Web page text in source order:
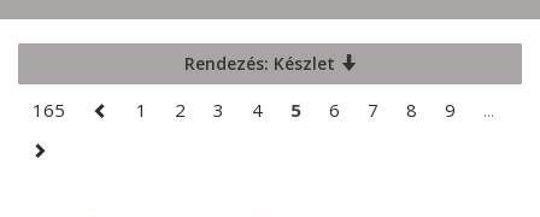
Rendezés: Készlet
165 1 2 3 4 5 6 7 8 9 ...